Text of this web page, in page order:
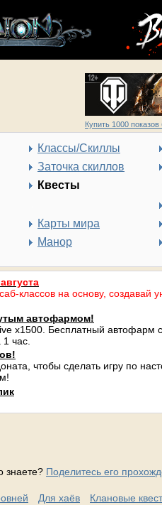
Купить 1000 показов
Классы/Скиллы
Заточка скиллов
Квесты
Карты мира
Манор
классов на основу, создавай
автофармом!
x1500. Бесплатный автофарм
час.
чтобы сделать игру по
знаете? Поделитесь его
Для хаёв
Клановые